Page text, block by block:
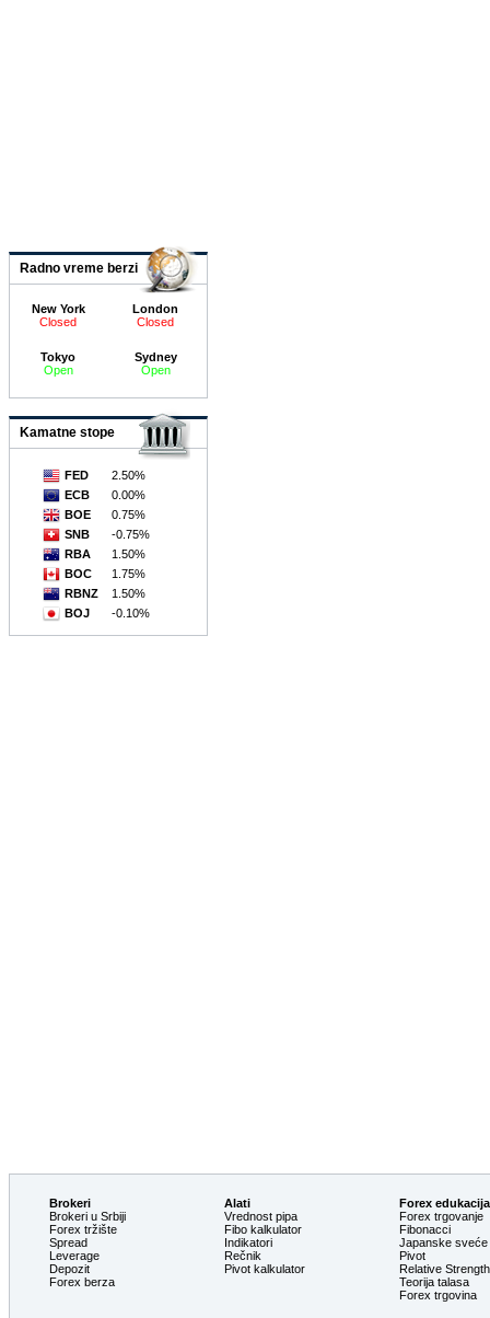
New York
Closed
London
Closed
Tokyo
Open
Sydney
Open
Radno vreme berzi
FED
2.50%
ECB
0.00%
BOE
0.75%
SNB
-0.75%
RBA
1.50%
BOC
1.75%
RBNZ
1.50%
BOJ
-0.10%
Kamatne stope
Brokeri
Brokeri u Srbiji
Forex tržište
Spread
Leverage
Depozit
Forex berza
Alati
Vrednost pipa
Fibo kalkulator
Indikatori
Rečnik
Pivot kalkulator
Forex edukacija
Forex trgovanje
Fibonacci
Japanske sveće
Pivot
Relative
Teorija talasa
Forex trgovina